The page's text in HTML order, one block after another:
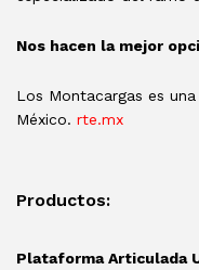
Nos hacen la mejor
Los Montacargas es
México. rte.mx
Productos:
Plataforma Articulada